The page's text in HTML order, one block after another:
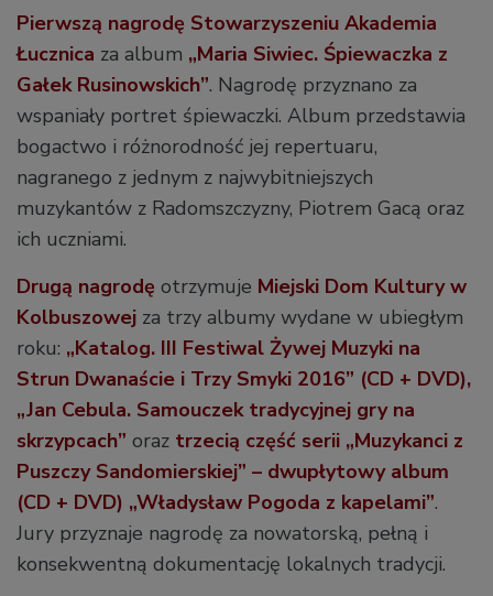
Pierwszą nagrodę Stowarzyszeniu Akademia
Łucznica za album „Maria Siwiec. Śpiewaczka z
Gałek Rusinowskich”. Nagrodę przyznano za
wspaniały portret śpiewaczki. Album przedstawia
bogactwo i różnorodność jej repertuaru,
nagranego z jednym z najwybitniejszych
muzykantów z Radomszczyzny, Piotrem Gacą oraz
ich uczniami.
Drugą nagrodę otrzymuje Miejski Dom Kultury w
Kolbuszowej za trzy albumy wydane w ubiegłym
roku: „Katalog. III Festiwal Żywej Muzyki na
Strun Dwanaście i Trzy Smyki 2016” (CD + DVD),
„Jan Cebula. Samouczek tradycyjnej gry na
skrzypcach” oraz trzecią część serii „Muzykanci z
Puszczy Sandomierskiej” – dwupłytowy album
(CD + DVD) „Władysław Pogoda z kapelami”.
Jury przyznaje nagrodę za nowatorską, pełną i
konsekwentną dokumentację lokalnych tradycji.